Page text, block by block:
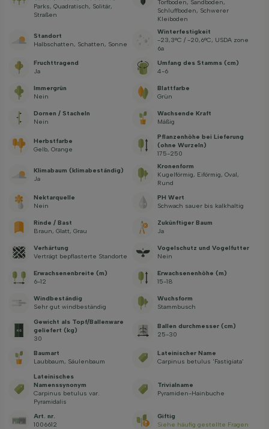
Parks, Quadratisch, Solitär,
Straßen
Torfboden, Sandboden,
Schluffboden, Schwerer
Kleiboden
Standort
Halbschatten, Schatten, Sonne
Winterfestigkeit
-23,3°C / -20,6°C, USDA zone
6a
Fruchttragend
Ja
Umfang des Stamms (cm)
4-6
Immergrün
Nein
Blattfarbe
Grün
Dornen / Stacheln
Nein
Wachsende Kraft
Mäßig
Herbstfarbe
Gelb, Orange
Pflanzenhöhe bei Lieferung
(ohne Wurzeln)
175-250
Klimabaum (klimabeständig)
Ja
Kronenform
Kugelförmig, Eiförmig, Oval,
Rund
Nektarquelle
Nein
PH Wert
Schwach sauer bis kalkhaltig
Rinde / Bast
Braun, Glatt, Grau
Zukünftiger Baum
Ja
Verhärtung
Verträgt bepflasterte Standorte
Vogelschutz und Vogelfutter
Nein
Erwachsenenbreite (m)
6-12
Erwachsenenhöhe (m)
15-18
Windbeständig
Sehr gut windbeständig
Wuchsform
Stammbusch
Gewicht als Topf/Ballenware
geliefert (kg)
30
Ballen durchmesser (cm)
25-30
Baumart
Laubbaum, Säulenbaum
Lateinischer Name
Carpinus betulus 'Fastigiata'
Lateinisches
Namenssynonym
Carpinus betulus var.
Pyramidalis
Trivialname
Pyramiden-Hainbuche
Art. nr.
1006612
Giftig
Siehe häufig gestellte Fragen